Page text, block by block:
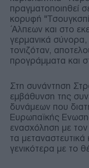
πραγματοποιηθεί
κορυφή
΄Αλπεων και στο
γερμανικά
τονιζόταν,
προγράμματα και
Στη συνάντηση
εμβάθυνση της
δυνάμεων που
Ευρωπαϊκής
ενασχόληση με
τα
γενικότερα με το